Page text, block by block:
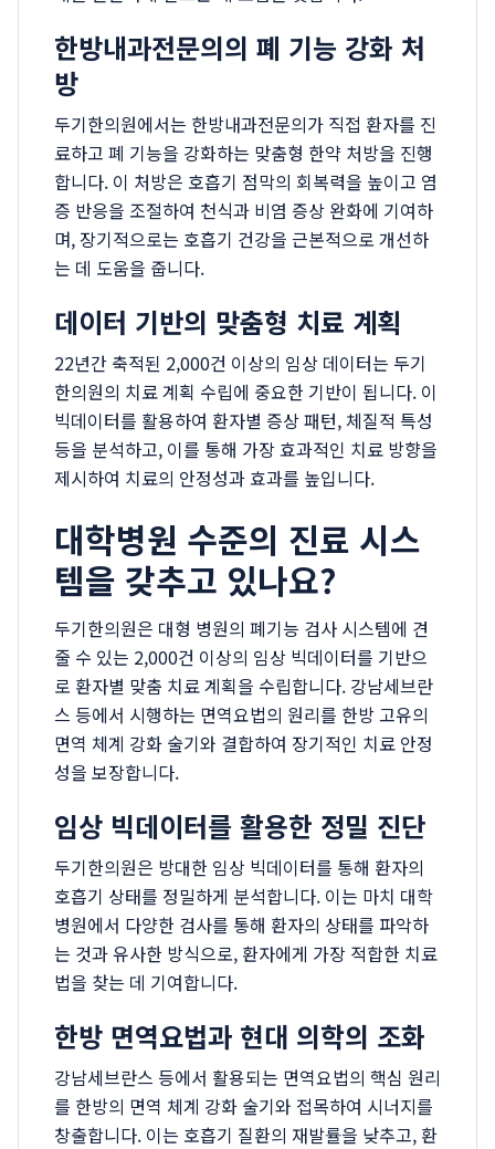
한방내과전문의의 폐 기능 강화 처
방
두기한의원에서는 한방내과전문의가 직접 환자를 진
료하고 폐 기능을 강화하는 맞춤형 한약 처방을 진행
합니다. 이 처방은 호흡기 점막의 회복력을 높이고 염
증 반응을 조절하여 천식과 비염 증상 완화에 기여하
며, 장기적으로는 호흡기 건강을 근본적으로 개선하
는 데 도움을 줍니다.
데이터 기반의 맞춤형 치료 계획
22년간 축적된 2,000건 이상의 임상 데이터는 두기
한의원의 치료 계획 수립에 중요한 기반이 됩니다. 이
빅데이터를 활용하여 환자별 증상 패턴, 체질적 특성
등을 분석하고, 이를 통해 가장 효과적인 치료 방향을
제시하여 치료의 안정성과 효과를 높입니다.
대학병원 수준의 진료 시스
템을 갖추고 있나요?
두기한의원은 대형 병원의 폐기능 검사 시스템에 견
줄 수 있는 2,000건 이상의 임상 빅데이터를 기반으
로 환자별 맞춤 치료 계획을 수립합니다. 강남세브란
스 등에서 시행하는 면역요법의 원리를 한방 고유의
면역 체계 강화 술기와 결합하여 장기적인 치료 안정
성을 보장합니다.
임상 빅데이터를 활용한 정밀 진단
두기한의원은 방대한 임상 빅데이터를 통해 환자의
호흡기 상태를 정밀하게 분석합니다. 이는 마치 대학
병원에서 다양한 검사를 통해 환자의 상태를 파악하
는 것과 유사한 방식으로, 환자에게 가장 적합한 치료
법을 찾는 데 기여합니다.
한방 면역요법과 현대 의학의 조화
강남세브란스 등에서 활용되는 면역요법의 핵심 원리
를 한방의 면역 체계 강화 술기와 접목하여 시너지를
창출합니다. 이는 호흡기 질환의 재발률을 낮추고, 환